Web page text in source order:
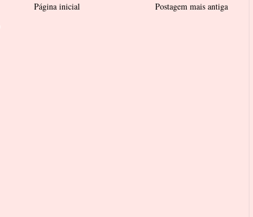
Postagem mais antiga
Página inicial